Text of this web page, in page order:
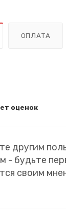
ОПЛАТА
оценок
другим
- будьте
своим